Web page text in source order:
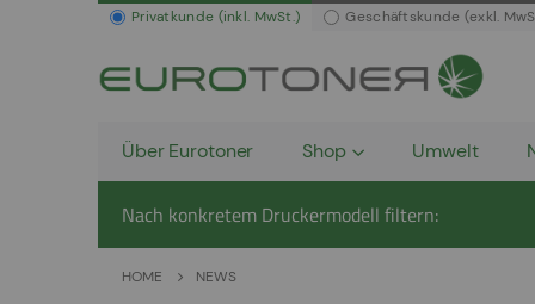
Privatkunde (inkl. MwSt.) Geschäftskunde (exkl.
Über Eurotoner Shop Umwelt
Nach konkretem Druckermodell filtern:
HOME NEWS